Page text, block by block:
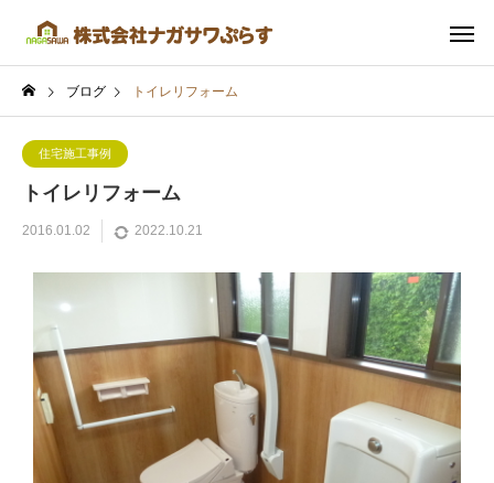
ブログ トイレリフォーム
住宅施工事例
トイレリフォーム
2016.01.02 2022.10.21